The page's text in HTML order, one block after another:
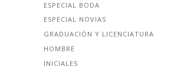
ESPECIAL BODA
ESPECIAL NOVIAS
GRADUACIÓN Y LICENCIATURA
HOMBRE
INICIALES